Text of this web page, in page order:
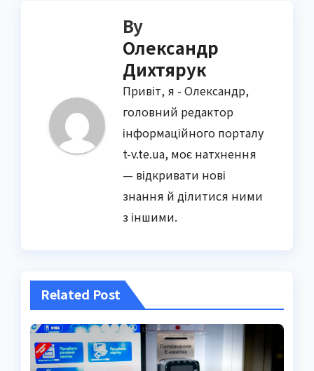
By
Олександр
Дихтярук
Привіт, я - Олександр,
головний редактор
інформаційного порталу
t-v.te.ua, моє натхнення
— відкривати нові
знання й ділитися ними
з іншими.
Related Post